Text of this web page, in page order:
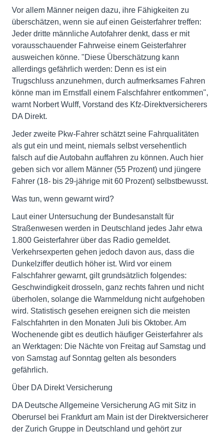
Vor allem Männer neigen dazu, ihre Fähigkeiten zu
überschätzen, wenn sie auf einen Geisterfahrer treffen:
Jeder dritte männliche Autofahrer denkt, dass er mit
vorausschauender Fahrweise einem Geisterfahrer
ausweichen könne. "Diese Überschätzung kann
allerdings gefährlich werden: Denn es ist ein
Trugschluss anzunehmen, durch aufmerksames Fahren
könne man im Ernstfall einem Falschfahrer entkommen",
warnt Norbert Wulff, Vorstand des Kfz-Direktversicherers
DA Direkt.
Jeder zweite Pkw-Fahrer schätzt seine Fahrqualitäten
als gut ein und meint, niemals selbst versehentlich
falsch auf die Autobahn auffahren zu können. Auch hier
geben sich vor allem Männer (55 Prozent) und jüngere
Fahrer (18- bis 29-jährige mit 60 Prozent) selbstbewusst.
Was tun, wenn gewarnt wird?
Laut einer Untersuchung der Bundesanstalt für
Straßenwesen werden in Deutschland jedes Jahr etwa
1.800 Geisterfahrer über das Radio gemeldet.
Verkehrsexperten gehen jedoch davon aus, dass die
Dunkelziffer deutlich höher ist. Wird vor einem
Falschfahrer gewarnt, gilt grundsätzlich folgendes:
Geschwindigkeit drosseln, ganz rechts fahren und nicht
überholen, solange die Warnmeldung nicht aufgehoben
wird. Statistisch gesehen ereignen sich die meisten
Falschfahrten in den Monaten Juli bis Oktober. Am
Wochenende gibt es deutlich häufiger Geisterfahrer als
an Werktagen: Die Nächte von Freitag auf Samstag und
von Samstag auf Sonntag gelten als besonders
gefährlich.
Über DA Direkt Versicherung
DA Deutsche Allgemeine Versicherung AG mit Sitz in
Oberursel bei Frankfurt am Main ist der Direktversicherer
der Zurich Gruppe in Deutschland und gehört zur